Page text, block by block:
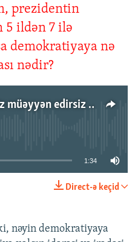
prezidentin
5 ildən 7 ilə
demokratiyaya nə
nədir?
Səməd Seyidov: 'Bunu siz müəyyən edirsiz ki, nəyin demokratiyaya dəxli var, ya yox?'
available
1:34
Direct-ə keçid
nəyin demokratiyaya